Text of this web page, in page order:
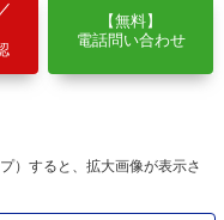
【無料】
電話問い合わせ
）すると、拡大画像が表示さ